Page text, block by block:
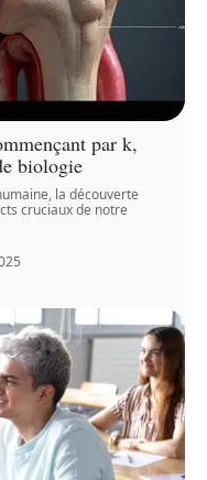
par k,
biologie
la découverte
cruciaux de notre